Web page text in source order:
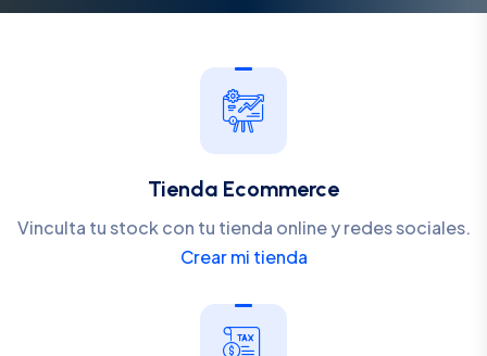
Tienda Ecommerce
Vinculta tu stock con tu tienda online y redes sociales.
Crear mi tienda